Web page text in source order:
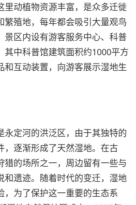
里动植物资源丰富，是众多迁徙
繁殖地，每年都会吸引大量观鸟
景区内设有游客服务中心、科普
其中科普馆建筑面积约1000平方
和互动装置，向游客展示湿地生
永定河的洪泛区，由于其独特的
，逐渐形成了天然湿地。在古
猎的场所之一，周边留有一些与
和遗迹。随着时代的变迁，湿地
，为了保护这一重要的生态系